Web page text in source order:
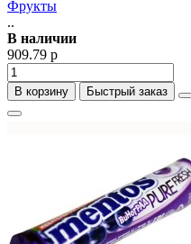
Фрукты
..
В наличии
909.79 р
В корзину Быстрый заказ